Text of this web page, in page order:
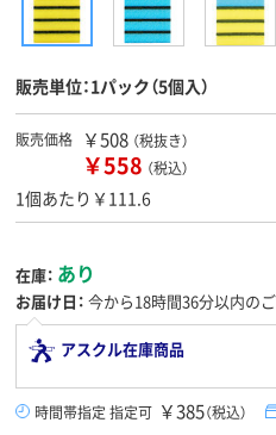
販売単位：1パック（5個入）
販売価格 ￥508 （税抜き）
￥558 （税込）
1個あたり￥111.6
在庫： あり
お届け日： 今から18時間36分以内のご
アスクル在庫商品
時間帯指定 指定可 ￥385（税込）